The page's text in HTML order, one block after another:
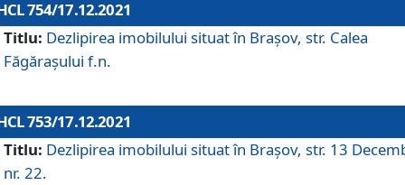
754/17.12.2021
Titlu: Dezlipirea imobilului situat în Brașov, str. Calea
Făgărașului f.n.
753/17.12.2021
Titlu: Dezlipirea imobilului situat în Brașov, str. 13
nr. 22.